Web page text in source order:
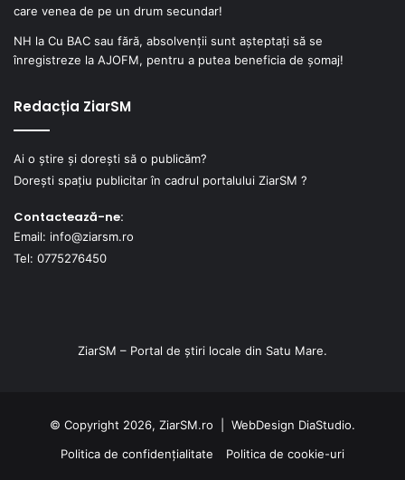
care venea de pe un drum secundar!
NH la Cu BAC sau fără, absolvenții sunt așteptați să se
înregistreze la AJOFM, pentru a putea beneficia de șomaj!
Redacția ZiarSM
Ai o știre și dorești să o publicăm?
Dorești spațiu publicitar în cadrul portalului ZiarSM ?
Contactează-ne:
Email: info@ziarsm.ro
Tel: 0775276450
ZiarSM – Portal de știri locale din Satu Mare.
© Copyright 2026, ZiarSM.ro | WebDesign DiaStudio.
Politica de confidențialitate
Politica de cookie-uri